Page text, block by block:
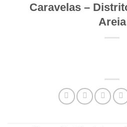
Caravelas –
Areia